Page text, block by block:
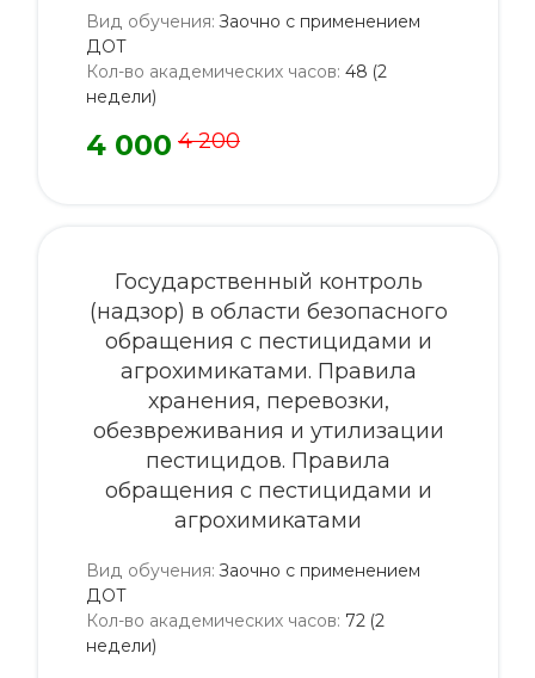
Вид обучения: Заочно с применением
ДОТ
Кол-во академических часов: 48 (2
недели)
4 000 4 200
Государственный контроль
(надзор) в области безопасного
обращения с пестицидами и
агрохимикатами. Правила
хранения, перевозки,
обезвреживания и утилизации
пестицидов. Правила
обращения с пестицидами и
агрохимикатами
Вид обучения: Заочно с применением
ДОТ
Кол-во академических часов: 72 (2
недели)